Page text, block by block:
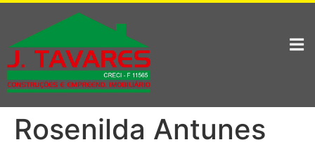
Rosenilda Antunes